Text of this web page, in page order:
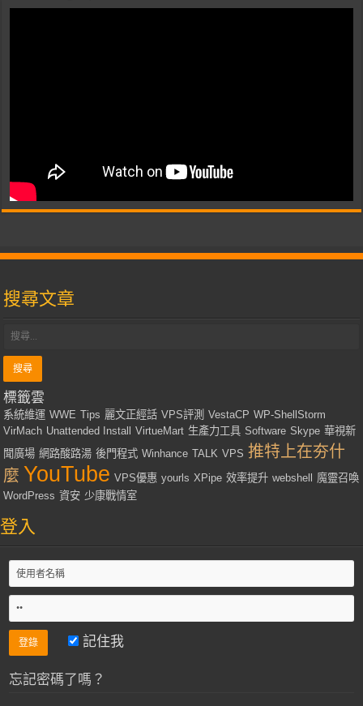
搜尋文章
標籤雲
系統維運 WWE Tips 麗文正經話 VPS評測 VestaCP WP-ShellStorm
VirMach Unattended Install VirtueMart 生產力工具 Software Skype 華視新
聞廣場 網路酸路湯 後門程式 Winhance TALK VPS 推特上在夯什
麼 YouTube VPS優惠 yourls XPipe 效率提升 webshell
魔靈召喚
WordPress 資安 少康戰情室
登入
記住我
忘記密碼了嗎？